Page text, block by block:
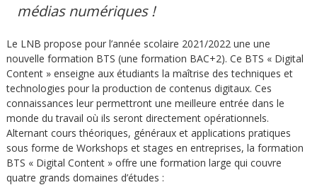
médias numériques !
Le LNB propose pour l’année scolaire 2021/2022 une une
nouvelle formation BTS (une formation BAC+2). Ce BTS « Digital
Content » enseigne aux étudiants la maîtrise des techniques et
technologies pour la production de contenus digitaux. Ces
connaissances leur permettront une meilleure entrée dans le
monde du travail où ils seront directement opérationnels.
Alternant cours théoriques, généraux et applications pratiques
sous forme de Workshops et stages en entreprises, la formation
BTS « Digital Content » offre une formation large qui couvre
quatre grands domaines d’études :